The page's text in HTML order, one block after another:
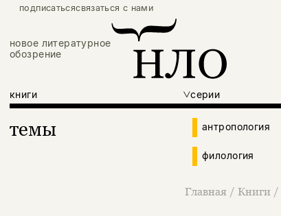
подписатьсясвязаться с нами
новое литературное
обозрение
книги серии
темы антропология
филология
Главная / Книги /